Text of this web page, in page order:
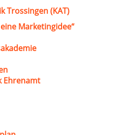
Trossingen (KAT)
Marketingidee“
Ehrenamt